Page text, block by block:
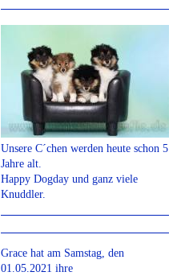
Unsere C´chen werden heute schon 5
Jahre alt.
Happy Dogday und ganz viele
Knuddler.
Grace hat am Samstag, den
01.05.2021 ihre